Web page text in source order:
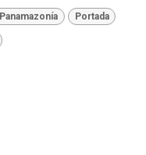
Panamazonía Portada